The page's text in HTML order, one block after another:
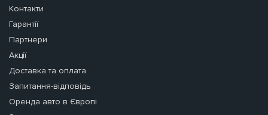
Контакти
Гарантії
Партнери
Акції
Доставка та оплата
Запитання-відповідь
Оренда авто в Європі